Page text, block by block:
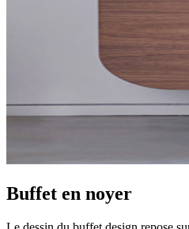
Buffet en noyer